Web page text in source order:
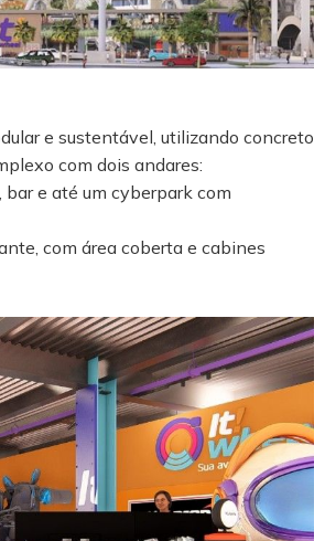
e sustentável, utilizando concreto
com dois andares:
bar e até um cyberpark com
com área coberta e cabines